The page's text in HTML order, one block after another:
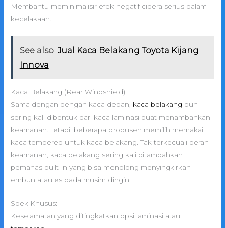
Membantu meminimalisir efek negatif cidera serius dalam
kecelakaan.
See also Jual Kaca Belakang Toyota Kijang
Innova
Kaca Belakang (Rear Windshield)
Sama dengan dengan kaca depan, kaca belakang pun
sering kali dibentuk dari kaca laminasi buat menambahkan
keamanan. Tetapi, beberapa produsen memilih memakai
kaca tempered untuk kaca belakang. Tak terkecuali peran
keamanan, kaca belakang sering kali ditambahkan
pemanas built-in yang bisa menolong menyingkirkan
embun atau es pada musim dingin.
Spek Khusus:
Keselamatan yang ditingkatkan opsi laminasi atau